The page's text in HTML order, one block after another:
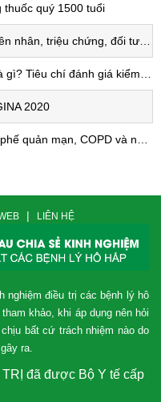
thuốc quý 1500 tuổi
cơ, phòng bệnh, chẩn đoán và điều trị hen phế quản
chí đánh giá kiểm soát hen
2020
và nguy cơ nhiễm virus Corona
| LIÊN HỆ
nghiệm điều trị các bệnh lý hô
khảo, khi áp dụng nên hỏi
bất cứ trách nhiệm nào do
ra.
đã được Bộ Y tế cấp